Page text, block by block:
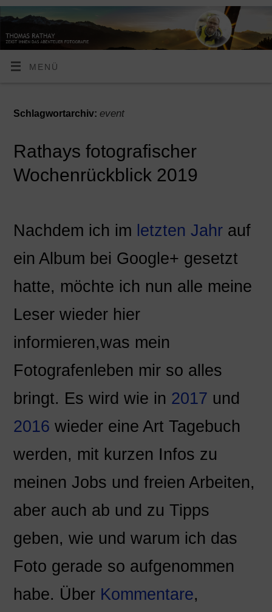
MENÜ
Schlagwortarchiv: event
Rathays fotografischer
Wochenrückblick 2019
Nachdem ich im letzten Jahrauf
ein Album bei Google+ gesetzt
hatte, möchte ich nun alle meine
Leser wieder hier
informieren,was mein
Fotografenleben mir so alles
bringt. Es wird wie in 2017 und
2016 wieder eine Art Tagebuch
werden, mit kurzen Infos zu
meinen Jobs und freien Arbeiten,
aber auch ab und zu Tipps
geben, wie und warum ich das
Foto gerade so aufgenommen
habe. Über Kommentare,